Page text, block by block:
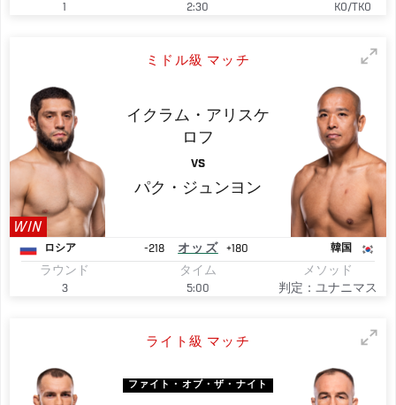
1
2:30
KO/TKO
ミドル級 マッチ
WIN
イクラム・アリスケ
ロフ
VS
パク・ジュンヨン
ロシア -218 オッズ +180 韓国
ラウンド
3
タイム
5:00
メソッド
判定：ユナニマス
ライト級 マッチ
ファイト・オブ・ザ・ナイト